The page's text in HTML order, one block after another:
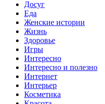
Досуг
Еда
Женские истории
Жизнь
Здоровье
Игры
Интересно
Интересно и полезно
Интернет
Интерьер
Косметика